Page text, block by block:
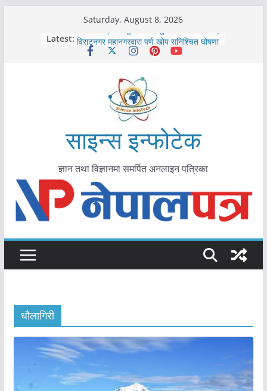
Saturday, August 8, 2026
Latest:
कोरोना संक्रमण पुष्टिपछि दार्चुलाका सीमामा कडाइ
विराटनगर महानगरद्वारा पूर्ण खोप सुनिश्चित घोषणा
तयारी
आयुर्वेद चिकित्सा प्रणालीको भूमिका महत्वपूर्ण छ :
मुख्यमन्त्री शाह
काभ्रेपलाञ्चोकमा आयुर्वेद स्वास्थ्योपचारतर्फ
साइन्स इन्फोटेक
ज्ञान तथा विज्ञानमा समर्पित अनलाइन पत्रिका
धौलागिरी